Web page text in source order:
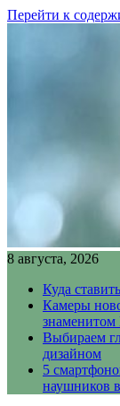
Перейти к
8 августа, 2026
Куда
Камеры
знаменитом
Выбираем
дизайном
5
наушников